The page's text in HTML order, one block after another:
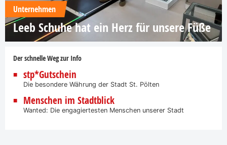
Unternehmen
Leeb Schuhe hat ein Herz für unsere Füße
Der schnelle Weg zur Info
stp*Gutschein
Die besondere Währung der Stadt St. Pölten
Menschen im Stadtblick
Wanted: Die engagiertesten Menschen unserer Stadt